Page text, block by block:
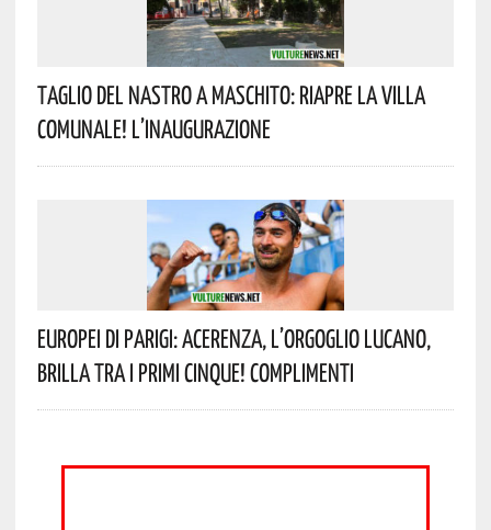
Taglio Del Nastro A Maschito: Riapre La Villa
Comunale! L’inaugurazione
Europei Di Parigi: Acerenza, L’orgoglio Lucano,
Brilla Tra I Primi Cinque! Complimenti